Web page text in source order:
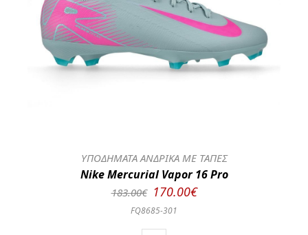
ΥΠΟΔΗΜΑΤΑ ΑΝΔΡΙΚΑ ΜΕ ΤΑΠΕΣ
Nike Mercurial Vapor 16 Pro
183.00€ 170.00€
FQ8685-301